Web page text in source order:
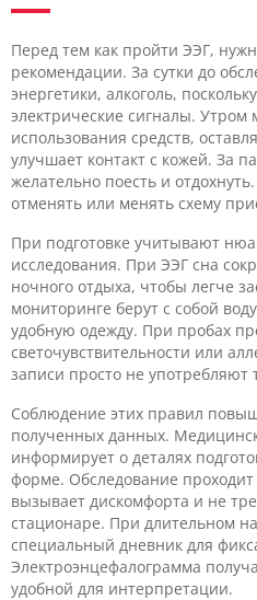
Перед тем как пройти ЭЭГ,
рекомендации. За сутки до
энергетики, алкоголь,
электрические сигналы. Утром
использования средств,
улучшает контакт с кожей. За
желательно поесть и
отменять или менять схему
При подготовке учитывают
исследования. При ЭЭГ сна
ночного отдыха, чтобы легче
мониторинге берут с собой
удобную одежду. При пробах
светочувствительности или
записи просто не
Соблюдение этих правил
полученных данных.
информирует о деталях
форме. Обследование
вызывает дискомфорта и не
стационаре. При длительном
специальный дневник для
Электроэнцефалограмма
удобной для интерпретации.